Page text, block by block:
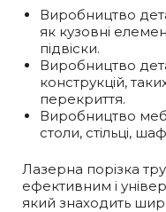
Виробництво
як кузовні
підвіски.
Виробництво
конструкцій,
перекриття.
Виробництво
столи, стільці,
Лазерна порізка
ефективним і
який знаходить